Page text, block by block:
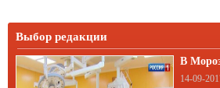
Выбор редакции
В
корпус
14-09-